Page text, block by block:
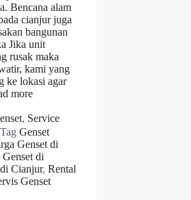
Bencana alam
cianjur juga
bangunan
Jika unit
rusak maka
kami yang
ke lokasi agar
more
, Service
Tag Genset
Genset di
Genset di
Cianjur, Rental
Genset